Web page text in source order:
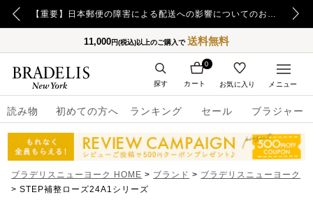
【重要】日本郵便の障害による配送への影響についてのお詫び
11,000円(税込)以上のご購入で送料無料
読み物 初めての方へ ランキング セール ブラジャー
カート
0
お気に入り
探す メニュー
ブラデリスニューヨーク HOME ブランド
ブラデリスニューヨーク
STEP補整ローズ24A1シリーズ